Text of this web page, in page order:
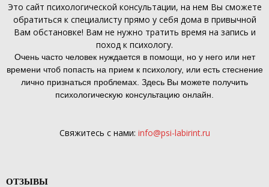
Это сайт психологической консультации, на нем Вы сможете
обратиться к специалисту прямо у себя дома в привычной
Вам обстановке! Вам не нужно тратить время на запись и
поход к психологу.
Очень часто человек нуждается в помощи, но у него или нет
времени чтоб попасть на прием к психологу, или есть стеснение
лично признаться проблемах. Здесь Вы можете получить
психологическую консультацию онлайн.
Свяжитесь с нами: info@psi-labirint.ru
ОТЗЫВЫ